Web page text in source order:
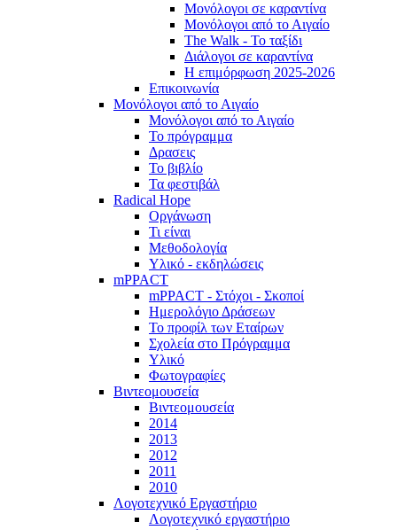
Μονόλογοι σε καραντίνα
Μονόλογοι από το Αιγαίο
The Walk - Το ταξίδι
Διάλογοι σε καραντίνα
Η επιμόρφωση 2025-2026
Επικοινωνία
Μονόλογοι από το Αιγαίο
Μονόλογοι από το Αιγαίο
Το πρόγραμμα
Δρασεις
Το βιβλίο
Τα φεστιβάλ
Radical Hope
Οργάνωση
Τι είναι
Μεθοδολογία
Υλικό - εκδηλώσεις
mPPACT
mPPACT - Στόχοι - Σκοποί
Ημερολόγιο Δράσεων
Το προφίλ των Εταίρων
Σχολεία στο Πρόγραμμα
Υλικό
Φωτογραφίες
Βιντεομουσεία
Βιντεομουσεία
2014
2013
2012
2011
2010
Λογοτεχνικό Εργαστήριο
Λογοτεχνικό εργαστήριο